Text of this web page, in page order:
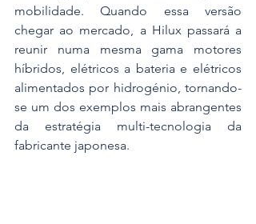
mobilidade. Quando essa versão
chegar ao mercado, a Hilux passará a
reunir numa mesma gama motores
híbridos, elétricos a bateria e elétricos
alimentados por hidrogénio, tornando-
se um dos exemplos mais abrangentes
da estratégia multi-tecnologia da
fabricante japonesa.